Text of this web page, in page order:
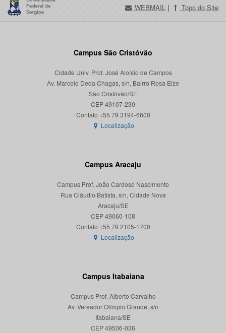
WEBMAIL | Topo do Site
Campus São Cristóvão
Cidade Univ. Prof. José Aloísio de Campos
Av. Marcelo Deda Chagas, s/n, Bairro Rosa Elze
São Cristóvão/SE
CEP 49107-230
Localização
Campus Aracaju
Campus Prof. João Cardoso Nascimento
Rua Cláudio Batista, s/n, Cidade Nova
Aracaju/SE
CEP 49060-108
Localização
Campus Itabaiana
Campus Prof. Alberto Carvalho
Av. Vereador Olímpio Grande, s/n
Itabaiana/SE
CEP 49506-036